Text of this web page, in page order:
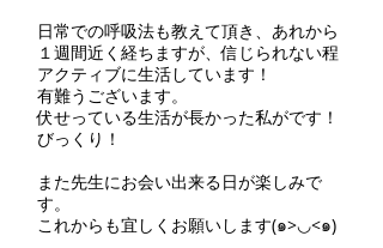
日常での呼吸法も教えて頂き、あれから
１週間近く経ちますが、信じられない程
アクティブに生活しています！
有難うございます。
伏せっている生活が長かった私がです！
びっくり！
また先生にお会い出来る日が楽しみで
す。
これからも宜しくお願いします(๑>◡<๑)